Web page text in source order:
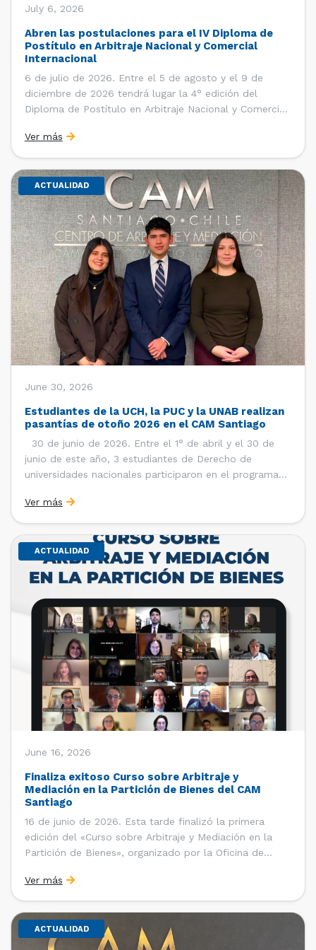
July 6, 2026
Abren las postulaciones para el IV Diploma de
Postítulo en Arbitraje Nacional y Comercial
Internacional
6 de julio de 2026. Entre el 5 de agosto y el 9 de
diciembre de 2026 tendrá lugar la 4° edición del
Diploma de Postítulo en Arbitraje Nacional y Comercial
Derecho Internacional de la Facultad de Derecho de la
Universidad de Chile y […]
Ver más
ACTUALIDAD
June 30, 2026
Estudiantes de la UCH, la PUC y la UNAB realizan
pasantías de otoño 2026 en el CAM Santiago
30 de junio de 2026. Entre el 1° de abril y el 30 de
junio de este año, 3 estudiantes de Derecho de
universidades nacionales participaron en el programa
de la Cámara de Comercio de Santiago (CCS). Así, se
realizaron […]
Ver más
ACTUALIDAD
June 16, 2026
Finaliza exitoso Curso sobre Arbitraje y
Mediación en la Partición de Bienes del CAM
Santiago
16 de junio de 2026. Esta tarde finalizó la primera
edición del «Curso sobre Arbitraje y Mediación en la
Partición de Bienes», organizado por la Oficina de
Arbitraje y Mediación (CAM) de la Cámara de Comercio
de Santiago (CCS). El curso contó con […]
Ver más
ACTUALIDAD